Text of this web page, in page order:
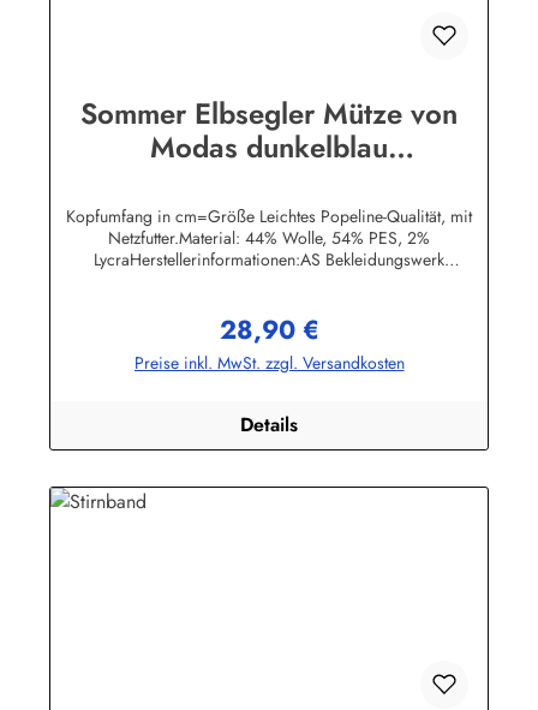
Sommer Elbsegler Mütze von
Modas dunkelblau
Kopfumfang in cm=Größe Leichtes Popeline-Qualität, mit
Netzfutter.Material: 44% Wolle, 54% PES, 2%
LycraHerstellerinformationen:AS Bekleidungswerk
Regulärer Preis:
28,90 €
Preise inkl. MwSt. zzgl. Versandkosten
Details